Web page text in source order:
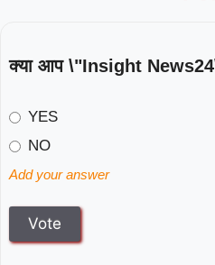
क्या आप \"Insight
YES
NO
Add your answer